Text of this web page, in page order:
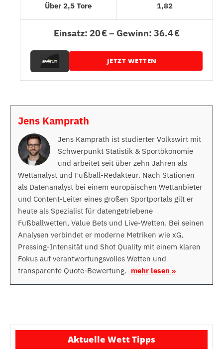
Über 2,5 Tore 1,82
Einsatz: 20 € – Gewinn: 36.4 €
JETZT WETTEN
Jens Kamprath
Jens Kamprath ist studierter Volkswirt mit
Schwerpunkt Statistik & Sportökonomie
und arbeitet seit über zehn Jahren als
Wettanalyst und Fußball-Redakteur. Nach Stationen
als Datenanalyst bei einem europäischen Wettanbieter
und Content-Leiter eines großen Sportportals gilt er
heute als Spezialist für datengetriebene
Fußballwetten, Value Bets und Live-Wetten. Bei seinen
Analysen verbindet er moderne Metriken wie xG,
Pressing-Intensität und Shot Quality mit einem klaren
Fokus auf verantwortungsvolles Wetten und
transparente Quote-Bewertung. mehr lesen »
Aktuelle Wett Tipps